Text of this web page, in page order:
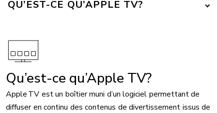
QU’EST-CE QU’APPLE TV?
Image
Qu’est-ce qu’Apple TV?
Apple TV est un boîtier muni d’un logiciel permettant de
diffuser en continu des contenus de divertissement issus de